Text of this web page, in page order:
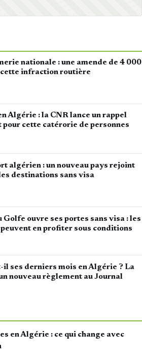
nationale : une amende de 4 000
cette infraction routière
Algérie : la CNR lance un rappel
cette catérorie de personnes
algérien : un nouveau pays rejoint
destinations sans visa
Golfe ouvre ses portes sans visa : les
en profiter sous conditions
il ses derniers mois en Algérie ? La
nouveau règlement au Journal
en Algérie : ce qui change avec